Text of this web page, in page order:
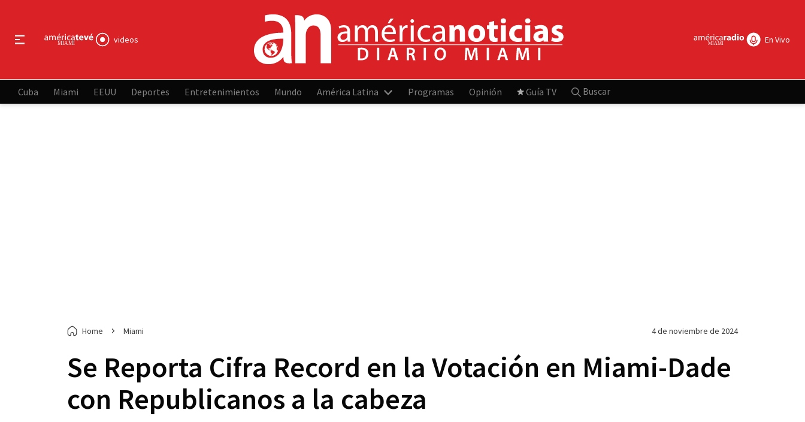
videos En Vivo
Cuba Miami EEUU Deportes Entretenimientos Mundo América Latina Programas Opinión Guía TV Buscar
Home Miami 4 de noviembre de 2024
Se Reporta Cifra Record en la Votación en Miami-Dade
con Republicanos a la cabeza